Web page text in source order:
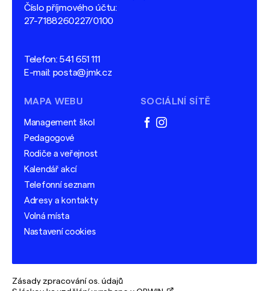
Číslo příjmového účtu:
27-7188260227/0100
Telefon:541 651 111
E-mail: posta@jmk.cz
MAPA WEBU
Management škol
Pedagogové
Rodiče a veřejnost
Kalendář akcí
Telefonní seznam
Adresy a kontakty
Volná místa
Nastavení cookies
SOCIÁLNÍ SÍTĚ
facebook
instagram
Zásady zpracování os. údajů